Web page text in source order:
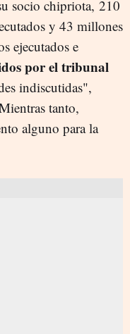
socio chipriota, 210
y 43 millones
ejecutados e
por el tribunal
indiscutidas",
tanto,
alguno para la